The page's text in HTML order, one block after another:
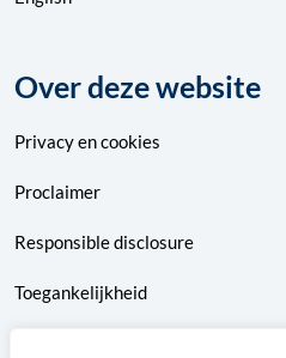
Over deze website
Privacyencookies
Proclaimer
Responsible disclosure
Toegankelijkheid